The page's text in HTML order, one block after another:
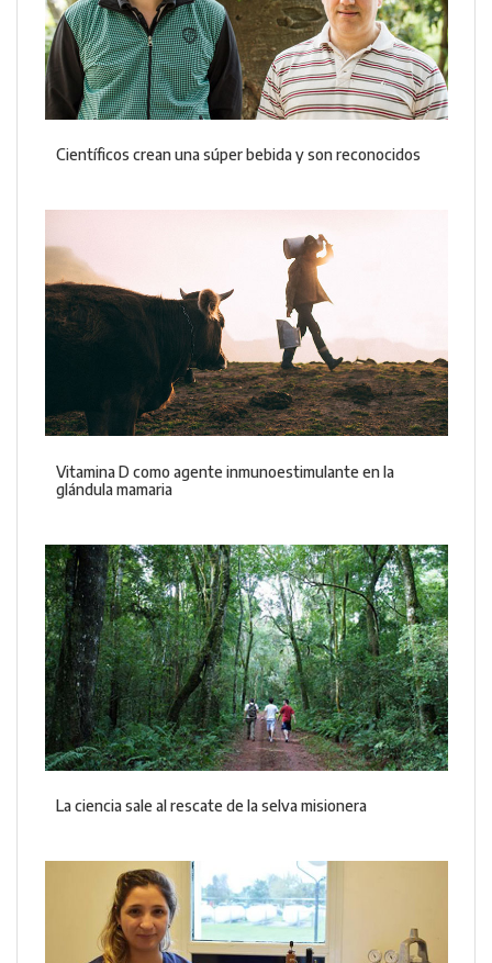
Científicos crean una súper bebida y son reconocidos
Vitamina D como agente inmunoestimulante en la
glándula mamaria
La ciencia sale al rescate de la selva misionera